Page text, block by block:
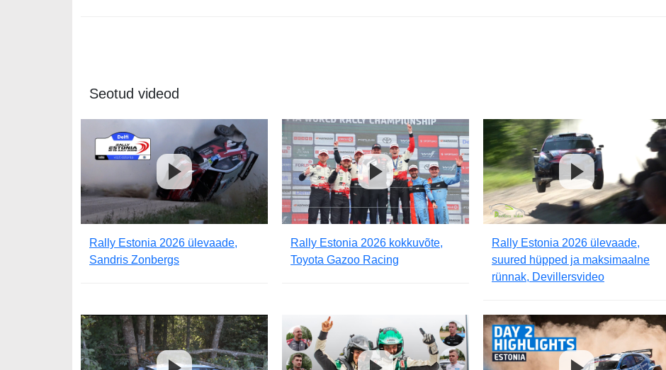
Seotud videod
Rally Estonia 2026 ülevaade,
Sandris Zonbergs
Rally Estonia 2026 kokkuvõte,
Toyota Gazoo Racing
Rally Estonia 2026 ülevaade,
suured hüpped ja maksimaalne
rünnak, Devillersvideo